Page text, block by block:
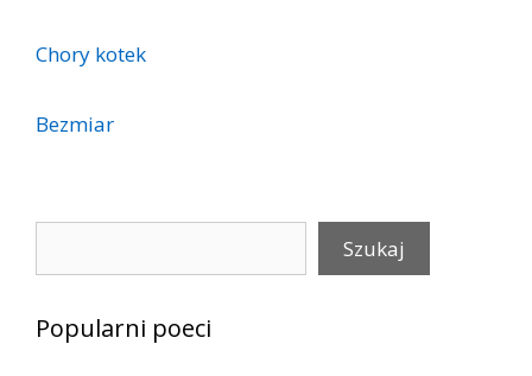
Chory kotek
Bezmiar
Szukaj
Popularni poeci